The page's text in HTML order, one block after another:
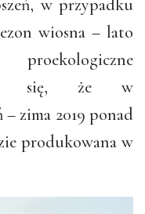
w przypadku
wiosna – lato
się, że w
– zima 2019 ponad
produkowana w